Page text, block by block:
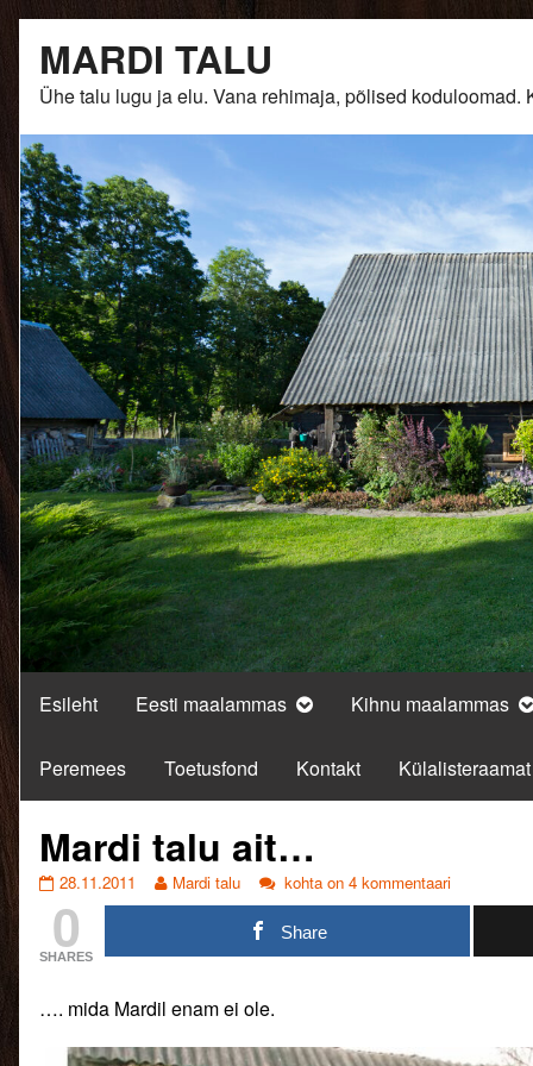
content
MARDI TALU
Ühe talu lugu ja elu. Vana rehimaja, põlised
Esileht Eesti maalammas Kihnu maalammas
Peremees Toetusfond Kontakt Külalisteraamat
Mardi talu ait…
Mardi
ait…
published
on
28.11.2011
Read
more
of
talu
Mardi talu
Mardi
talu
ait…
kohta on 4 kommentaari
0
SHARES
Share
…. mida Mardil enam ei ole.